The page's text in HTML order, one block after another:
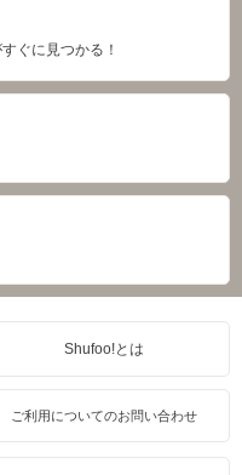
ぐに見つかる！
Shufoo!とは
ご利用についてのお問い合わせ